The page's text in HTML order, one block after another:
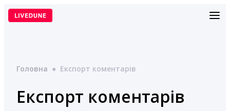
Перейти
до
Головна ● Експорт коментарів
Експорт коментарів